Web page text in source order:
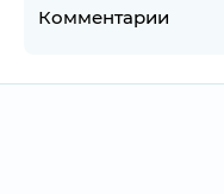
Комментарии